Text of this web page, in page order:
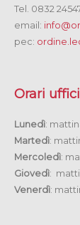
Tel. 0832
email:
pec:
Orari uffici
Lunedì:
Martedì:
Mercoledì:
Giovedì:
Venerdì: